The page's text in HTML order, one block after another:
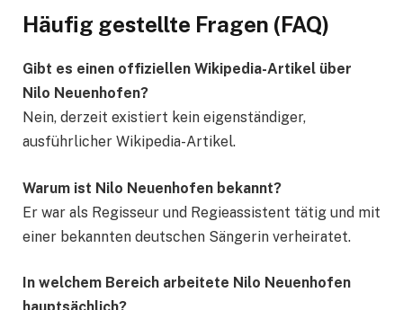
Häufig gestellte Fragen (FAQ)
Gibt es einen offiziellen Wikipedia-Artikel über
Nilo Neuenhofen?
Nein, derzeit existiert kein eigenständiger,
ausführlicher Wikipedia-Artikel.
Warum ist Nilo Neuenhofen bekannt?
Er war als Regisseur und Regieassistent tätig und mit
einer bekannten deutschen Sängerin verheiratet.
In welchem Bereich arbeitete Nilo Neuenhofen